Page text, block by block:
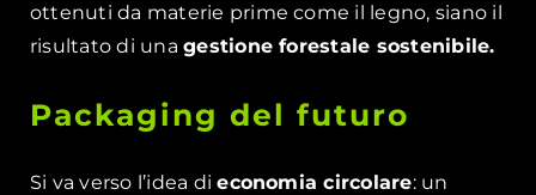
ottenuti da materie prime come il legno, siano il
risultato di unagestione forestale sostenibile.
Packaging del futuro
Si va verso l’idea dieconomia circolare: un